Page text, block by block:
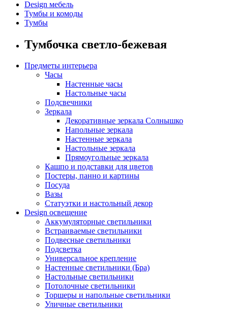
Design мебель
Тумбы и комоды
Тумбы
Тумбочка светло-бежевая
Предметы интерьера
Часы
Настенные часы
Настольные часы
Подсвечники
Зеркала
Декоративные зеркала Солнышко
Напольные зеркала
Настенные зеркала
Настольные зеркала
Прямоугольные зеркала
Кашпо и подставки для цветов
Постеры, панно и картины
Посуда
Вазы
Статуэтки и настольный декор
Design освещение
Аккумуляторные светильники
Встраиваемые светильники
Подвесные светильники
Подсветка
Универсальное крепление
Настенные светильники (Бра)
Настольные светильники
Потолочные светильники
Торшеры и напольные светильники
Уличные светильники